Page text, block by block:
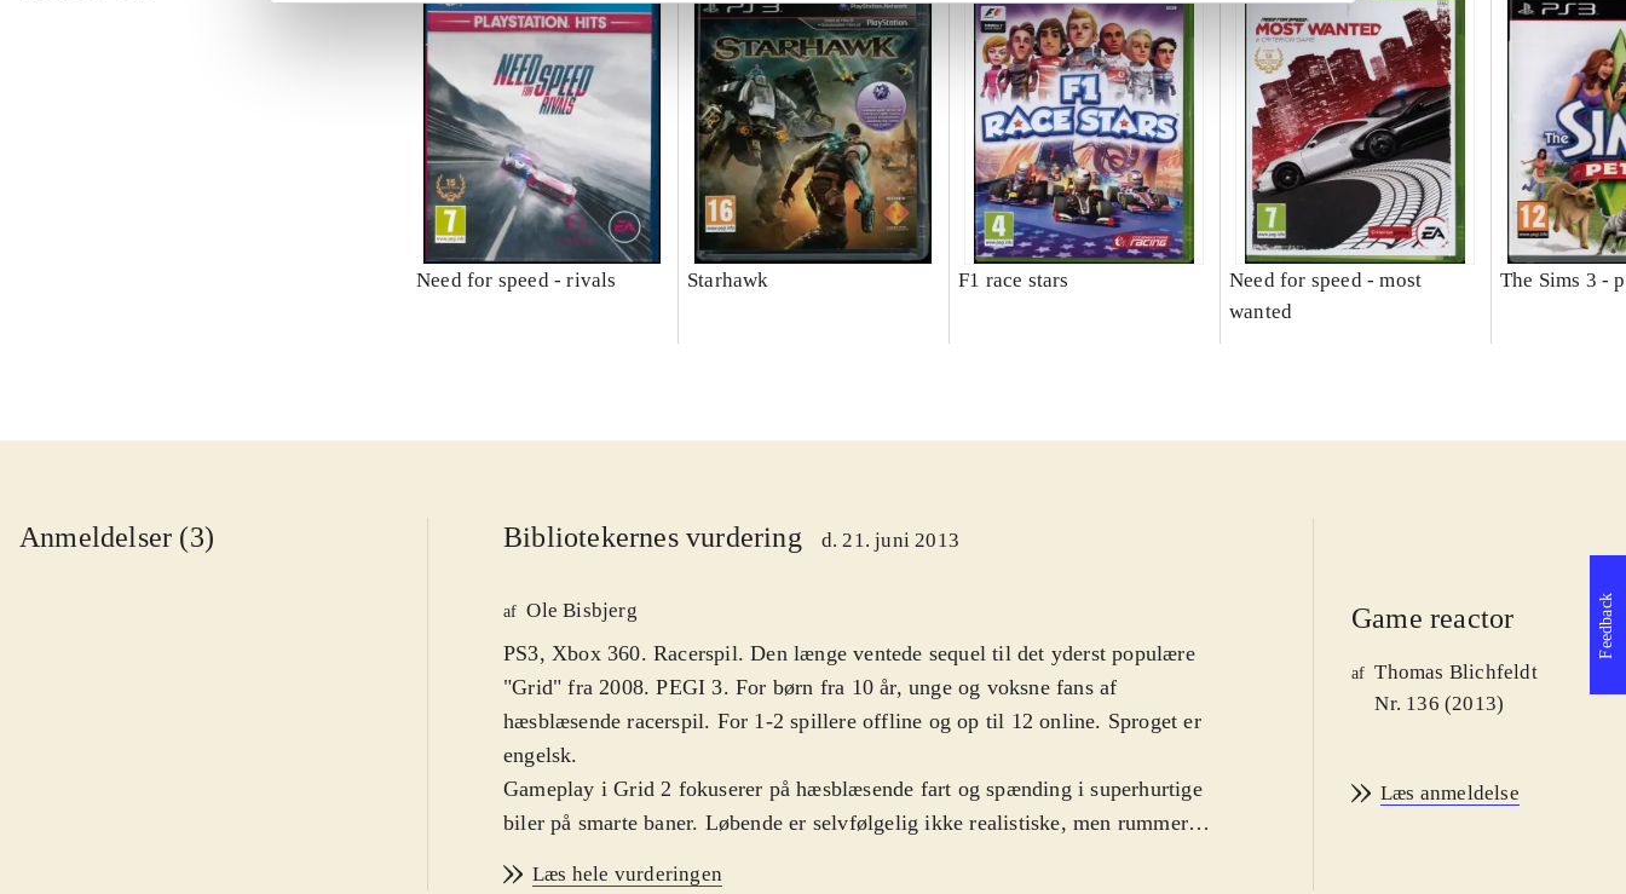
Need for speed - rivals Starhawk F1 race stars
Need for speed - most
wanted
The Sims 3 -
Anmeldelser (3) Bibliotekernes vurdering d. 21. juni 2013
af Ole Bisbjerg
PS3, Xbox 360. Racerspil. Den længe ventede sequel til det yderst populære
"Grid" fra 2008. PEGI 3. For børn fra 10 år, unge og voksne fans af
hæsblæsende racerspil. For 1-2 spillere offline og op til 12 online. Sproget er
engelsk.
Gameplay i Grid 2 fokuserer på hæsblæsende fart og spænding i superhurtige
biler på smarte baner. Løbende er selvfølgelig ikke realistiske, men rummer
Læs hele vurderingen
Game reactor
af Thomas Blichfeldt
Nr. 136 (2013)
Læs anmeldelse
Feedback